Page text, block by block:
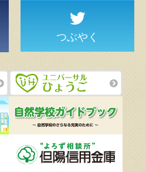
つぶやく